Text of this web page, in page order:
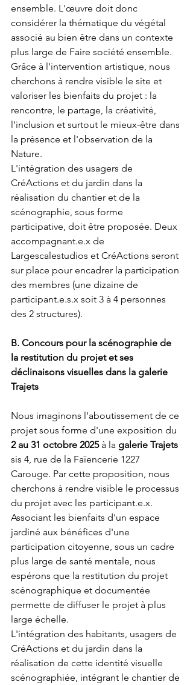
ensemble. L'œuvre doit donc
considérer la thématique du végétal
associé au bien être dans un contexte
plus large de Faire société ensemble.
Grâce à l'intervention artistique, nous
cherchons à rendre visible le site et
valoriser les bienfaits du projet : la
rencontre, le partage, la créativité,
l'inclusion et surtout le mieux-être dans
la présence et l'observation de la
Nature.
L'intégration des usagers de
CréActions et du jardin dans la
réalisation du chantier et de la
scénographie, sous forme
participative, doit être proposée. Deux
accompagnant.e.x de
Largescalestudios et CréActions seront
sur place pour encadrer la participation
des membres (une dizaine de
participant.e.s.x soit 3 à 4 personnes
des 2 structures).
B. Concours pour la scénographie de
la restitution du projet et ses
déclinaisons visuelles dans la galerie
Trajets
Nous imaginons l'aboutissement de ce
projet sous forme d'une exposition du
2 au 31 octobre 2025 à la galerie Trajets
sis 4, rue de la Faïencerie 1227
Carouge. Par cette proposition, nous
cherchons à rendre visible le processus
du projet avec les participant.e.x.
Associant les bienfaits d'un espace
jardiné aux bénéfices d'une
participation citoyenne, sous un cadre
plus large de santé mentale, nous
espérons que la restitution du projet
scénographique et documentée
permette de diffuser le projet à plus
large échelle.
L'intégration des habitants, usagers de
CréActions et du jardin dans la
réalisation de cette identité visuelle
scénographiée, intégrant le chantier de